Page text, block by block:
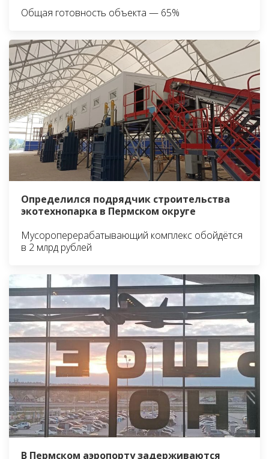
Общая готовность объекта — 65%
Определился подрядчик строительства
экотехнопарка в Пермском округе
Мусороперерабатывающий комплекс обойдётся
в 2 млрд рублей
В Пермском аэропорту задерживаются